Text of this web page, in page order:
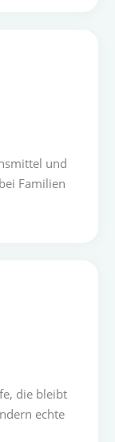
und
Familien
die bleibt
echte